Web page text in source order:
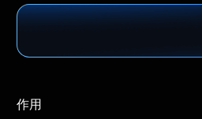
作用